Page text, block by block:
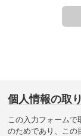
個人情報の取
この入力フォーム
のためであり、この